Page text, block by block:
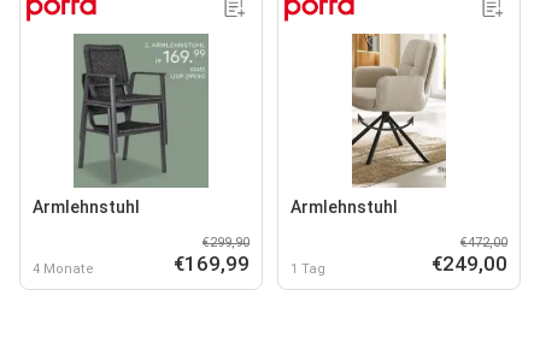
Armlehnstuhl
4 Monate
€299,90
€169,99
Armlehnstuhl
1 Tag
€472,00
€249,00